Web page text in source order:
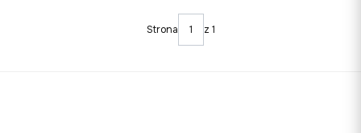
Strona z 1